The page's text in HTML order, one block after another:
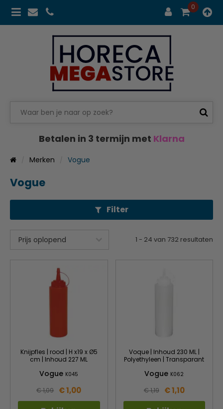
0
Betalen in 3 termijn met Klarna
Merken Vogue
Vogue
Filter
1 - 24 van 732 resultaten
Knijpfles | rood | H x19 x Ø5
cm | Inhoud 227 ML
Vogue K045
€ 1,09 € 1,00
Voque | Inhoud 230 ML |
Polyethyleen | Transparant
Vogue K062
€ 1,19 € 1,10